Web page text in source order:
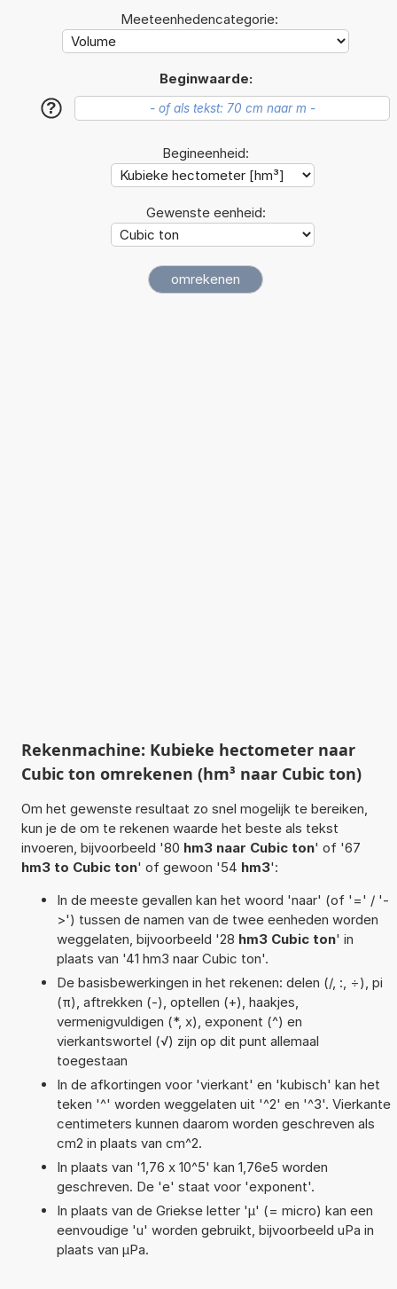
Meeteenhedencategorie:
Beginwaarde:
?
Begineenheid:
Gewenste eenheid:
Rekenmachine: Kubieke hectometer naar
Cubic ton omrekenen (hm³ naar Cubic ton)
Om het gewenste resultaat zo snel mogelijk te bereiken,
kun je de om te rekenen waarde het beste als tekst
invoeren, bijvoorbeeld '80 hm3 naar Cubic ton' of '67
hm3 to Cubic ton' of gewoon '54 hm3':
In de meeste gevallen kan het woord 'naar' (of '=' / '-
>') tussen de namen van de twee eenheden worden
weggelaten, bijvoorbeeld '28 hm3 Cubic ton' in
plaats van '41 hm3 naar Cubic ton'.
De basisbewerkingen in het rekenen: delen (/, :, ÷), pi
(π), aftrekken (-), optellen (+), haakjes,
vermenigvuldigen (*, x), exponent (^) en
vierkantswortel (√) zijn op dit punt allemaal
toegestaan
In de afkortingen voor 'vierkant' en 'kubisch' kan het
teken '^' worden weggelaten uit '^2' en '^3'. Vierkante
centimeters kunnen daarom worden geschreven als
cm2 in plaats van cm^2.
In plaats van '1,76 x 10^5' kan 1,76e5 worden
geschreven. De 'e' staat voor 'exponent'.
In plaats van de Griekse letter 'µ' (= micro) kan een
eenvoudige 'u' worden gebruikt, bijvoorbeeld uPa in
plaats van µPa.